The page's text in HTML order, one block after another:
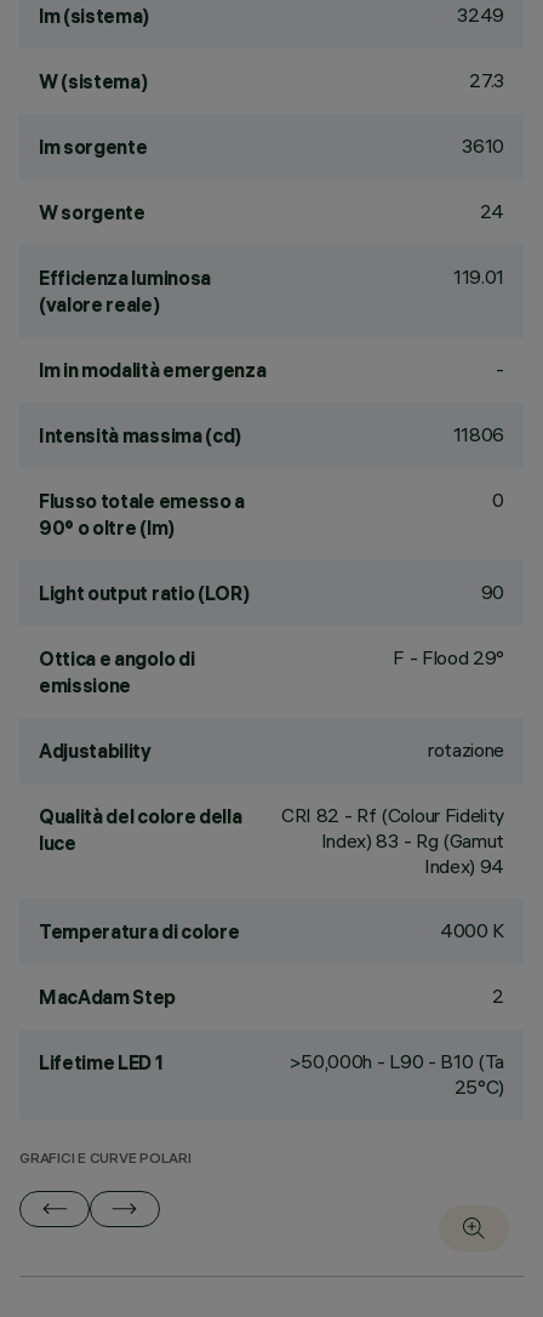
lm (sistema) 3249
W (sistema) 27.3
lm sorgente 3610
W sorgente 24
Efficienza luminosa
(valore reale)
119.01
lm in modalità emergenza -
Intensità massima (cd) 11806
Flusso totale emesso a
90° o oltre (lm)
0
Light output ratio (LOR) 90
Ottica e angolo di
emissione
F - Flood 29°
Adjustability rotazione
Qualità del colore della
luce
CRI 82 - Rf (Colour Fidelity
Index) 83 - Rg (Gamut
Index) 94
Temperatura di colore 4000 K
MacAdam Step 2
Lifetime LED 1
>50,000h - L90 - B10 (Ta
25°C)
GRAFICI E CURVE POLARI